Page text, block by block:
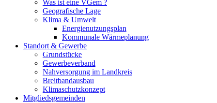
Was ist eine VGem ?
Geografische Lage
Klima & Umwelt
Energienutzungsplan
Kommunale Wärmeplanung
Standort & Gewerbe
Grundstücke
Gewerbeverband
Nahversorgung im Landkreis
Breitbandausbau
Klimaschutzkonzept
Mitgliedsgemeinden